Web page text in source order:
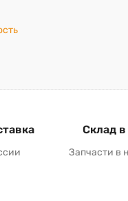
Склад
Запчасти в